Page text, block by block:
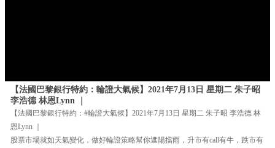
【法國巴黎銀行特約：輪證大氣候】2021年7月13日 星期二 朱子昭
李浩德 林恩Lynn ｜
【法國巴黎銀行特約：#輪證大氣候】2021年7月13日 星期二 朱子昭 李浩德 林
恩Lynn ｜
股票市場就如天氣變化，做好輪證策略幫你遮陽擋雨，升市有call有牛，跌市有